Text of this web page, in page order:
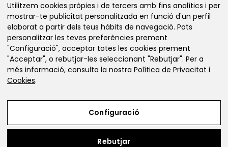
© 2026 Botiga online de material de
robòtica i educació maker
info@makeandlearn.cat
+34 623 18 66 06
Utilitzem cookies pròpies i de tercers amb fins analítics i per
mostrar-te publicitat personalitzada en funció d'un perfil
elaborat a partir dels teus hàbits de navegació. Pots
personalitzar les teves preferències prement
"Configuració", acceptar totes les cookies prement
"Acceptar", o rebutjar-les seleccionant "Rebutjar". Per a
més informació, consulta la nostra Política de Privacitat i
Cookies.
Configuració
Rebutjar